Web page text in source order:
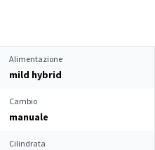
Alimentazione
mild hybrid
Cambio
manuale
Cilindrata